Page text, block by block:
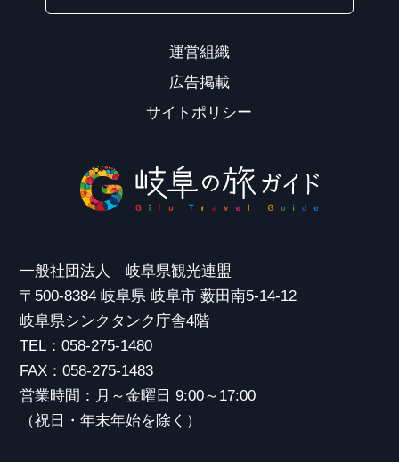
運営組織
広告掲載
サイトポリシー
一般社団法人 岐阜県観光連盟
〒500-8384 岐阜県 岐阜市 薮田南5-14-12
岐阜県シンクタンク庁舎4階
TEL：058-275-1480
FAX：058-275-1483
営業時間：月～金曜日 9:00～17:00
（祝日・年末年始を除く）